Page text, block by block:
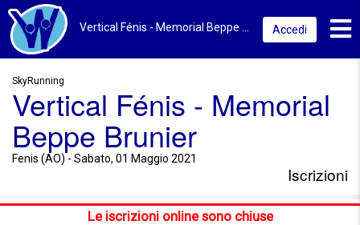
Accedi
SkyRunning
Vertical Fénis - Memorial
Beppe Brunier
Fenis (AO) - Sabato, 01 Maggio 2021
Iscrizioni
Le iscrizioni online sono chiuse